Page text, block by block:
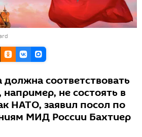
должна соответствовать
не состоять в
НАТО, заявил посол по
МИД России Бахтиер